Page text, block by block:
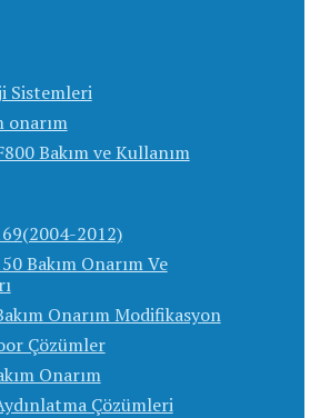
Sistemleri
onarım
Bakım ve Kullanım
2012)
Bakım Onarım Ve
Onarım Modifikasyon
Çözümler
Onarım
Çözümleri